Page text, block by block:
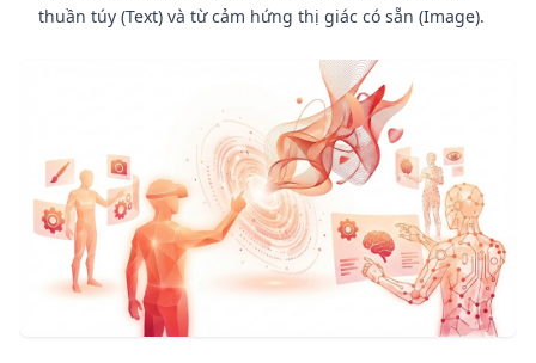
thuần túy (Text) và từ cảm hứng thị giác có sẵn (Image).